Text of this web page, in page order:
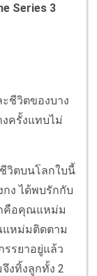
Series 3
ชีวิตของบาง
ครั้งแทบไม่
วิตบนโลกใบนี้
ง ได้พบรักกับ
คือคุณแหม่ม
หม่มติดตาม
รยาอยู่แล้ว
งทิ้งลูกทั้ง 2